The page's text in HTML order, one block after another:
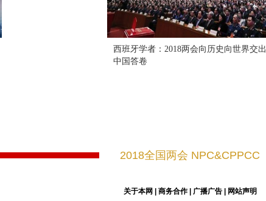
西班牙学者：2018两会向历史向世界交出
中国答卷
2018全国两会 NPC&CPPCC
关于本网 商务合作| 广播广告| 网站声明